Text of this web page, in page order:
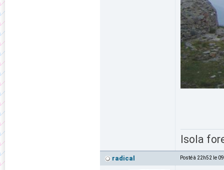
Isola
radical Posté à 22h52 le